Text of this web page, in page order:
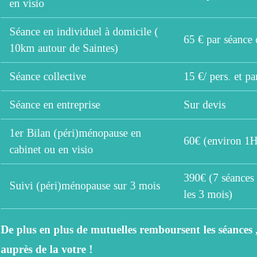
en visio
Séance en individuel à domicile (
10km autour de Saintes)
65 € par séance
Séance collective 15 €/ pers. et
Séance en entreprise Sur devis
1er Bilan (péri)ménopause en
cabinet ou en visio
60€ (environ
Suivi (péri)ménopause sur 3 mois
390€ (7
les 3 mois)
De plus en plus de mutuelles remboursent les séances
auprès de la votre !